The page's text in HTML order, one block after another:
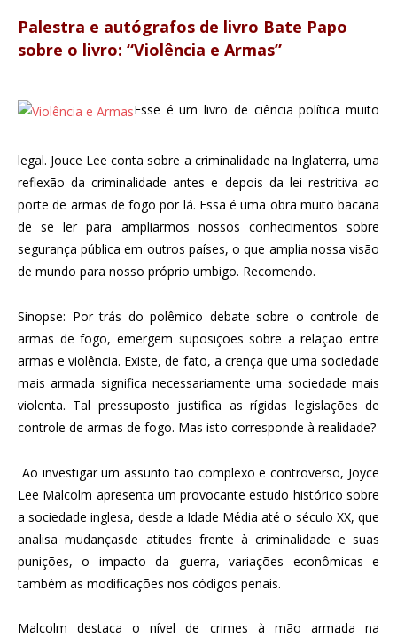
Palestra e autógrafos de livro Bate Papo
sobre o livro: “Violência e Armas”
Esse é um livro de ciência política muito
legal. Jouce Lee conta sobre a criminalidade na Inglaterra, uma
reflexão da criminalidade antes e depois da lei restritiva ao
porte de armas de fogo por lá. Essa é uma obra muito bacana
de se ler para ampliarmos nossos conhecimentos sobre
segurança pública em outros países, o que amplia nossa visão
de mundo para nosso próprio umbigo. Recomendo.
Sinopse: Por trás do polêmico debate sobre o controle de
armas de fogo, emergem suposições sobre a relação entre
armas e violência. Existe, de fato, a crença que uma sociedade
mais armada significa necessariamente uma sociedade mais
violenta. Tal pressuposto justifica as rígidas legislações de
controle de armas de fogo. Mas isto corresponde à realidade?
Ao investigar um assunto tão complexo e controverso, Joyce
Lee Malcolm apresenta um provocante estudo histórico sobre
a sociedade inglesa, desde a Idade Média até o século XX, que
analisa mudançasde atitudes frente à criminalidade e suas
punições, o impacto da guerra, variações econômicas e
também as modificações nos códigos penais.
Malcolm destaca o nível de crimes à mão armada na